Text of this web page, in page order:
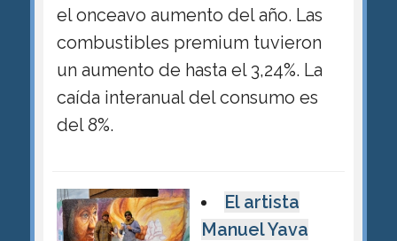
el onceavo aumento del año. Las
combustibles premium tuvieron
un aumento de hasta el 3,24%. La
caída interanual del consumo es
del 8%.
El artista
Manuel Yava